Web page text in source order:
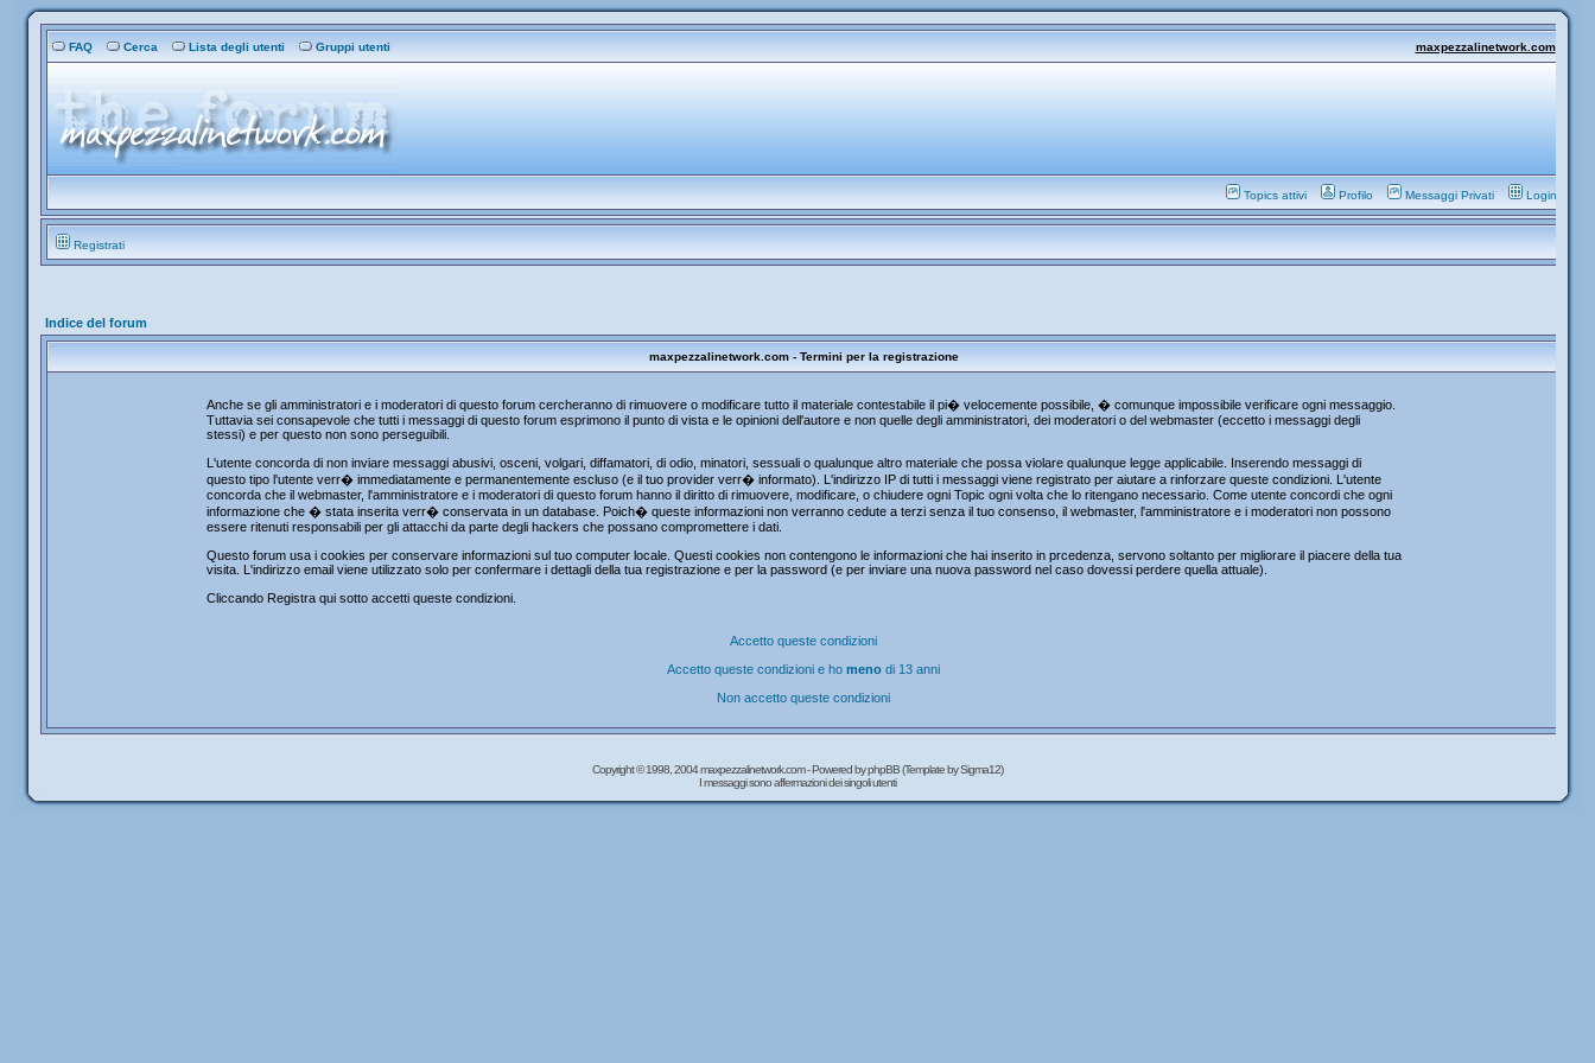
FAQ Cerca Lista degli utenti Gruppi utenti maxpezzalinetwork.com
Topics attivi Profilo Messaggi Privati Login
Registrati
Indice del forum
maxpezzalinetwork.com - Termini per la registrazione
Anche se gli amministratori e i moderatori di questo forum cercheranno di rimuovere o modificare tutto il materiale contestabile il pi� velocemente possibile, � comunque impossibile verificare ogni messaggio.
Tuttavia sei consapevole che tutti i messaggi di questo forum esprimono il punto di vista e le opinioni dell'autore e non quelle degli amministratori, dei moderatori o del webmaster (eccetto i messaggi degli
stessi) e per questo non sono perseguibili.
L'utente concorda di non inviare messaggi abusivi, osceni, volgari, diffamatori, di odio, minatori, sessuali o qualunque altro materiale che possa violare qualunque legge applicabile. Inserendo messaggi di
questo tipo l'utente verr� immediatamente e permanentemente escluso (e il tuo provider verr� informato). L'indirizzo IP di tutti i messaggi viene registrato per aiutare a rinforzare queste condizioni. L'utente
concorda che il webmaster, l'amministratore e i moderatori di questo forum hanno il diritto di rimuovere, modificare, o chiudere ogni Topic ogni volta che lo ritengano necessario. Come utente concordi che ogni
informazione che � stata inserita verr� conservata in un database. Poich� queste informazioni non verranno cedute a terzi senza il tuo consenso, il webmaster, l'amministratore e i moderatori non possono
essere ritenuti responsabili per gli attacchi da parte degli hackers che possano compromettere i dati.
Questo forum usa i cookies per conservare informazioni sul tuo computer locale. Questi cookies non contengono le informazioni che hai inserito in prcedenza, servono soltanto per migliorare il piacere della tua
visita. L'indirizzo email viene utilizzato solo per confermare i dettagli della tua registrazione e per la password (e per inviare una nuova password nel caso dovessi perdere quella attuale).
Cliccando Registra qui sotto accetti queste condizioni.
Accetto queste condizioni
Accetto queste condizioni e ho meno di 13 anni
Non accetto queste condizioni
Copyright © 1998, 2004 maxpezzalinetwork.com - Powered byphpBB(Template by Sigma12)
I messaggi sono affermazioni dei singoli utenti